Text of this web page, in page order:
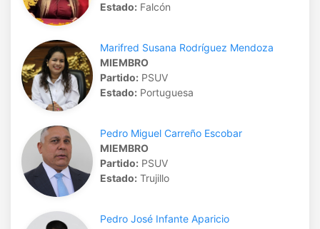
Estado: Falcón
Marifred Susana Rodríguez Mendoza
MIEMBRO
Partido: PSUV
Estado: Portuguesa
Pedro Miguel Carreño Escobar
MIEMBRO
Partido: PSUV
Estado: Trujillo
Pedro José Infante Aparicio